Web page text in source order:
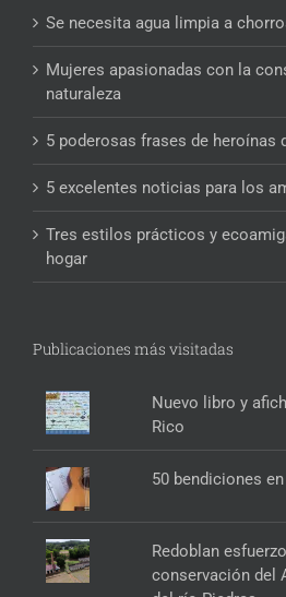
Se necesita agua limpia a
Mujeres apasionadas con la
naturaleza
5 poderosas frases de heroínas
5 excelentes noticias para los
Tres estilos prácticos y
hogar
Publicaciones más visitadas
Nuevo libro y
Rico
50 bendiciones
Redoblan
conservación del